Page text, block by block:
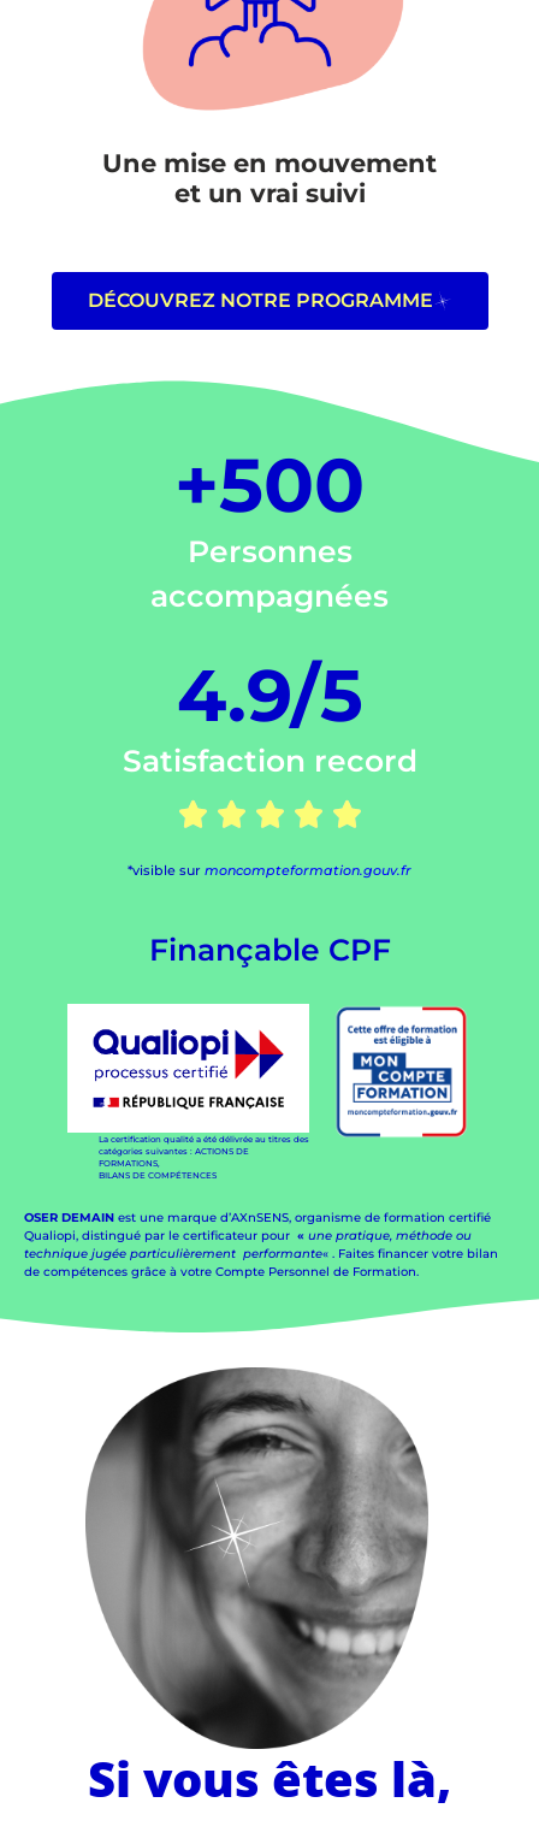
Une mise en mouvement
et un vrai suivi
DÉCOUVREZ NOTRE PROGRAMME
+500
Personnes
accompagnées
4.9/5
Satisfaction record
    
*visible sur moncompteformation.gouv.fr
Finançable CPF
La certification qualité a été délivrée au titres des
catégories suivantes : ACTIONS DE
FORMATIONS,
BILANS DE COMPÉTENCES
OSER DEMAIN est une marque d’AXnSENS, organisme de formation certifié
Qualiopi, distingué par le certificateur pour « une pratique, méthode ou
technique jugée particulièrement performante« . Faites financer votre bilan
de compétences grâce à votre Compte Personnel de Formation.
Si vous êtes là,